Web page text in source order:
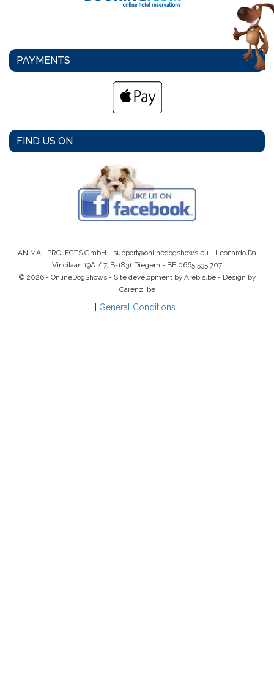
PAYMENTS
FIND US ON
ANIMAL PROJECTS GmbH - support@onlinedogshows.eu - Leonardo Da
Vincilaan 19A / 7, B-1831 Diegem - BE 0665 535 707
© 2026 - OnlineDogShows - Site development by Arebis.be - Design by
Carenzi.be
General Conditions